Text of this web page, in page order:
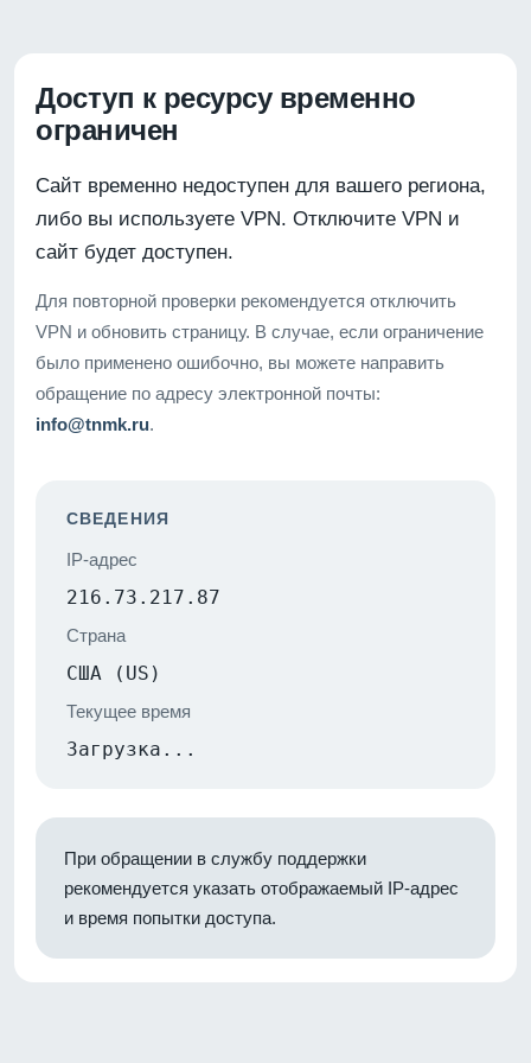
Доступ к ресурсу временно
ограничен
Сайт временно недоступен для вашего региона,
либо вы используете VPN. Отключите VPN и
сайт будет доступен.
Для повторной проверки рекомендуется отключить
VPN и обновить страницу. В случае, если ограничение
было применено ошибочно, вы можете направить
обращение по адресу электронной почты:
info@tnmk.ru.
СВЕДЕНИЯ
IP-адрес
216.73.217.87
Страна
США (US)
Текущее время
Загрузка...
При обращении в службу поддержки
рекомендуется указать отображаемый IP-адрес
и время попытки доступа.